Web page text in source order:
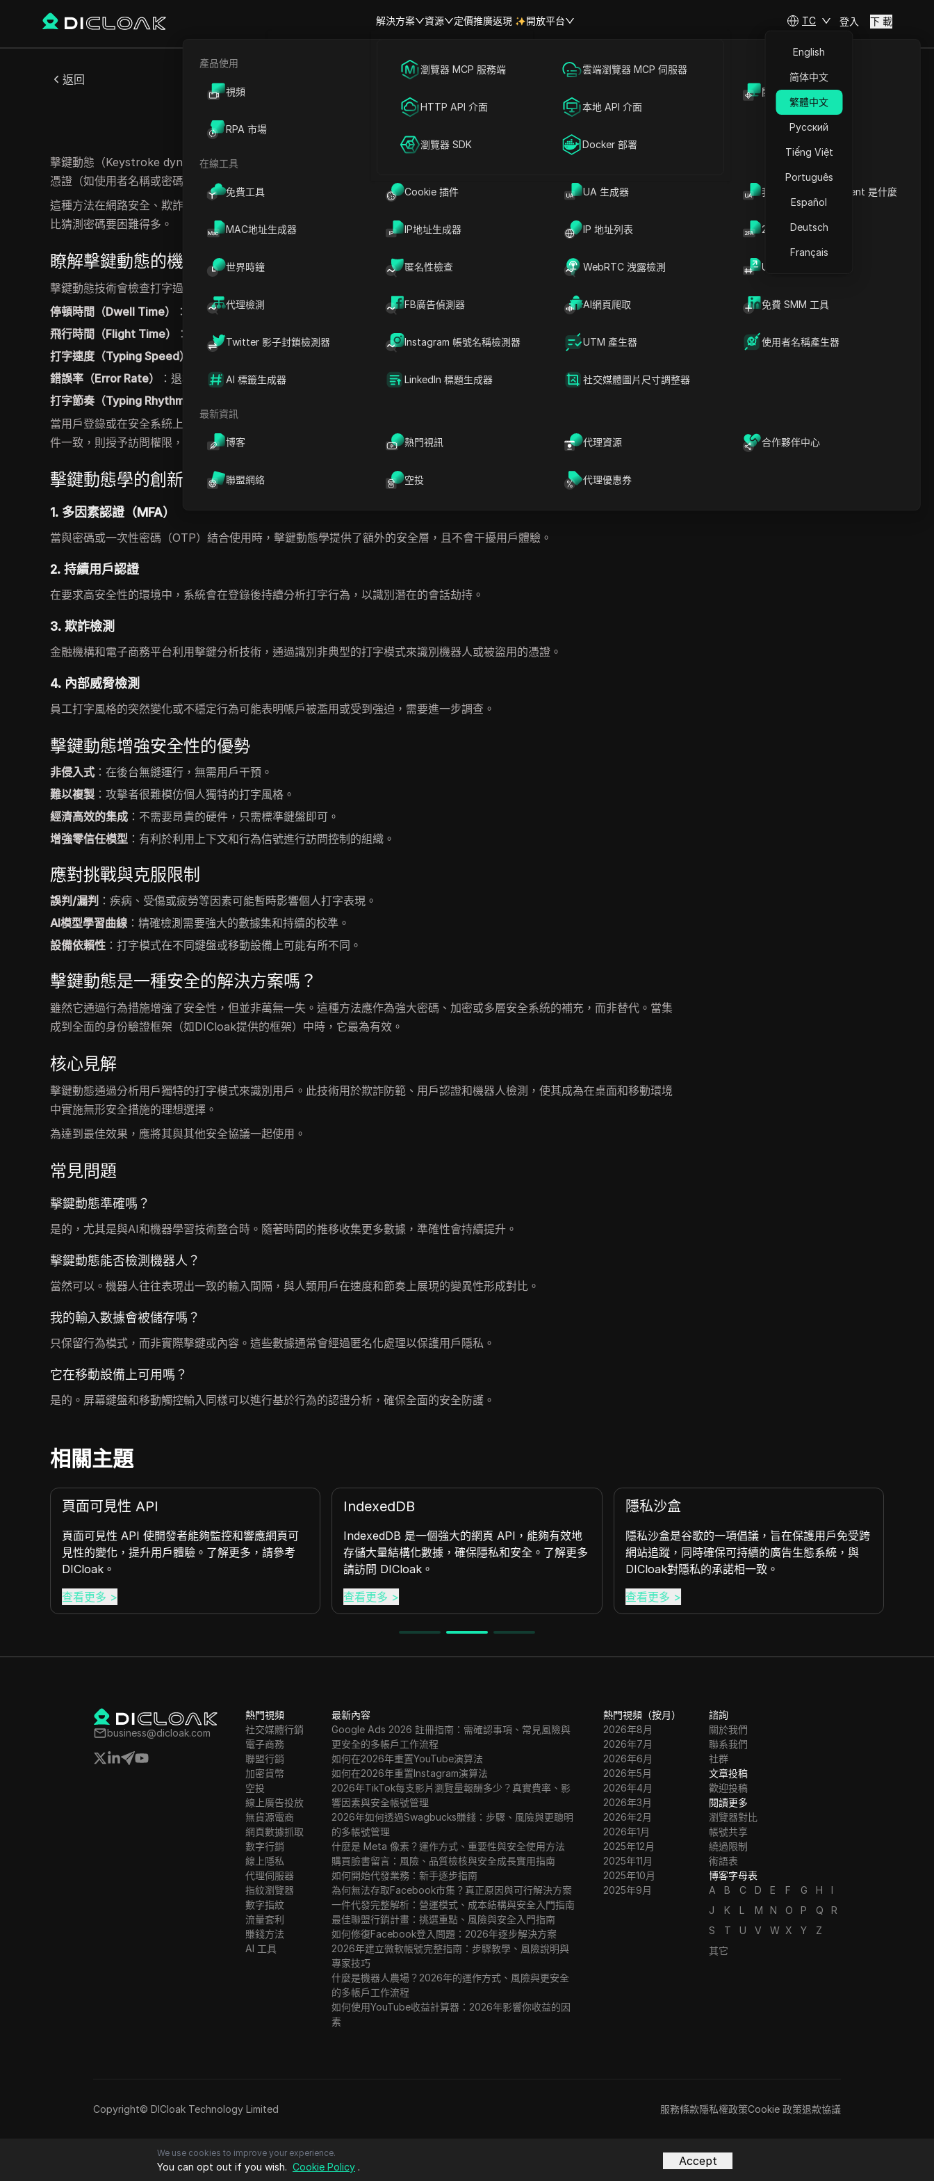
解決方案
海外社媒營銷
廣告投放
帳號共享
資源
產品使用
視頻 開放API
RPA 市場
在線工具
免費工具 Cookie 插件 UA 生成器 我的瀏覽器 User Agent 是什麼
MAC地址生成器 IP地址生成器 IP 地址列表 2FA验证码生成器
世界時鐘 匿名性檢查 WebRTC 洩露檢測 UUID 產生器
代理檢測 FB廣告偵測器 AI網頁爬取 免費 SMM 工具
Twitter 影子封鎖檢測器 Instagram 帳號名稱檢測器 UTM 產生器 使用者名稱產生器
AI 標籤生成器 LinkedIn 標題生成器 社交媒體圖片尺寸調整器
最新資訊
博客 熱門視訊 代理資源 合作夥伴中心
聯盟網絡 空投 代理優惠券
定價推廣返現 開放平台
瀏覽器 MCP 服務端 雲端瀏覽器 MCP 伺服器
HTTP API 介面 本地 API 介面
瀏覽器 SDK Docker 部署
TC
English
简体中文
繁體中文
Русский
Tiếng Việt
Português
Español
Deutsch
Français
登入 下 載
返回
鍵擊動態
擊鍵動態（Keystroke dynamics）是一種生物識別認證技術，它根據用戶在鍵盤上的打字行為來識別用戶身份。不同於傳統的
憑證（如使用者名稱或密碼），此方法利用行為生物特徵——打字速度、節奏和壓力方面的獨特模式。
這種方法在網路安全、欺詐檢測、持續認證和行為分析中越來越被廣泛採用。它提供了額外的安全層，因為模仿個人的打字風格
比猜測密碼要困難得多。
瞭解擊鍵動態的機制
擊鍵動態技術會檢查打字過程中的時間資訊和行為模式。它不僅捕獲
停頓時間（Dwell Time）
：按壓按鍵的持續時間。
飛行時間（Flight Time）
：釋放一個按鍵與按下下一個按鍵之間的間隔。
打字速度（Typing Speed）
：跨單詞或句子的平均速度。
錯誤率（Error Rate）
：退格鍵或刪除鍵的使用頻率。
打字節奏（Typing Rhythm）
當用戶登錄或在安全系統上輸入時，這些指標會被記錄下來，並與其已建立的行為配置文件進行比較。如果打字與存儲的配置文
件一致，則授予訪問權限，確保使用DICloak時的安全可靠體驗。
擊鍵動態學的創新應用
1. 多因素認證（MFA）
當與密碼或一次性密碼（OTP）結合使用時，擊鍵動態學提供了額外的安全層，且不會干擾用戶體驗。
2. 持續用戶認證
在要求高安全性的環境中，系統會在登錄後持續分析打字行為，以識別潛在的會話劫持。
3. 欺詐檢測
金融機構和電子商務平台利用擊鍵分析技術，通過識別非典型的打字模式來識別機器人或被盜用的憑證。
4. 內部威脅檢測
員工打字風格的突然變化或不穩定行為可能表明帳戶被濫用或受到強迫，需要進一步調查。
擊鍵動態增強安全性的優勢
非侵入式 ：在後台無縫運行，無需用戶干預。
難以複製 ：攻擊者很難模仿個人獨特的打字風格。
經濟高效的集成 ：不需要昂貴的硬件，只需標準鍵盤即可。
增強零信任模型 ：有利於利用上下文和行為信號進行訪問控制的組織。
應對挑戰與克服限制
誤判/漏判 ：疾病、受傷或疲勞等因素可能暫時影響個人打字表現。
AI模型學習曲線 ：精確檢測需要強大的數據集和持續的校準。
設備依賴性 ：打字模式在不同鍵盤或移動設備上可能有所不同。
擊鍵動態是一種安全的解決方案嗎？
雖然它通過行為措施增強了安全性，但並非萬無一失。這種方法應作為強大密碼、加密或多層安全系統的補充，而非替代。當集
成到全面的身份驗證框架（如DICloak提供的框架）中時，它最為有效。
核心見解
擊鍵動態通過分析用戶獨特的打字模式來識別用戶。此技術用於欺詐防範、用戶認證和機器人檢測，使其成為在桌面和移動環境
中實施無形安全措施的理想選擇。
為達到最佳效果，應將其與其他安全協議一起使用。
常見問題
擊鍵動態準確嗎？
是的，尤其是與AI和機器學習技術整合時。隨著時間的推移收集更多數據，準確性會持續提升。
擊鍵動態能否檢測機器人？
當然可以。機器人往往表現出一致的輸入間隔，與人類用戶在速度和節奏上展現的變異性形成對比。
我的輸入數據會被儲存嗎？
只保留行為模式，而非實際擊鍵或內容。這些數據通常會經過匿名化處理以保護用戶隱私。
它在移動設備上可用嗎？
是的。屏幕鍵盤和移動觸控輸入同樣可以進行基於行為的認證分析，確保全面的安全防護。
瞭解擊鍵動態的機制
擊鍵動態學的創新應用
應對挑戰與克服限制
擊鍵動態是一種安全的解決
核心見解
常見問題
DICloak防關聯指紋瀏覽器-防止賬
相關主題
頁面可見性 API
頁面可見性 API 使開發者能夠監控和響應網頁可
見性的變化，提升用戶體驗。了解更多，請參考
DICloak。
查看更多 >
IndexedDB
IndexedDB 是一個強大的網頁 API，能夠有效地
存儲大量結構化數據，確保隱私和安全。了解更多
請訪問 DICloak。
查看更多 >
隱私沙盒
隱私沙盒是谷歌的一項倡議，旨在保護用戶免受跨
網站追蹤，同時確保可持續的廣告生態系統，與
DICloak對隱私的承諾相一致。
查看更多 >
business@dicloak.com
熱門視頻
社交媒體行銷
電子商務
聯盟行銷
加密貨幣
空投
線上廣告投放
無貨源電商
網頁數據抓取
數字行銷
線上隱私
代理伺服器
指紋瀏覽器
數字指紋
流量套利
賺錢方法
AI 工具
最新內容
Google Ads 2026 註冊指南：需確認事項、常見風險與
更安全的多帳戶工作流程
如何在2026年重置YouTube演算法
如何在2026年重置Instagram演算法
2026年TikTok每支影片瀏覽量報酬多少？真實費率、影
響因素與安全帳號管理
2026年如何透過Swagbucks賺錢：步驟、風險與更聰明
的多帳號管理
什麼是 Meta 像素？運作方式、重要性與安全使用方法
購買臉書留言：風險、品質檢核與安全成長實用指南
如何開始代發業務：新手逐步指南
為何無法存取Facebook市集？真正原因與可行解決方案
一件代發完整解析：營運模式、成本結構與安全入門指南
最佳聯盟行銷計畫：挑選重點、風險與安全入門指南
如何修復Facebook登入問題：2026年逐步解決方案
2026年建立微軟帳號完整指南：步驟教學、風險說明與
專家技巧
什麼是機器人農場？2026年的運作方式、風險與更安全
的多帳戶工作流程
如何使用YouTube收益計算器：2026年影響你收益的因
素
熱門視頻（按月）
2026年8月
2026年7月
2026年6月
2026年5月
2026年4月
2026年3月
2026年2月
2026年1月
2025年12月
2025年11月
2025年10月
2025年9月
諮詢
關於我們
聯系我們
社群
文章投稿
歡迎投稿
閱讀更多
瀏覽器對比
帳號共享
繞過限制
術語表
博客字母表
A
B C D E F G H
I
J
K L M N O P Q
R
S
T U V W X Y
Z
其它
Copyright© DICloak Technology Limited 服務條款隱私權政策Cookie 政策退款協議
We use cookies to improve your experience.
You can opt out if you wish. Cookie Policy . Accept